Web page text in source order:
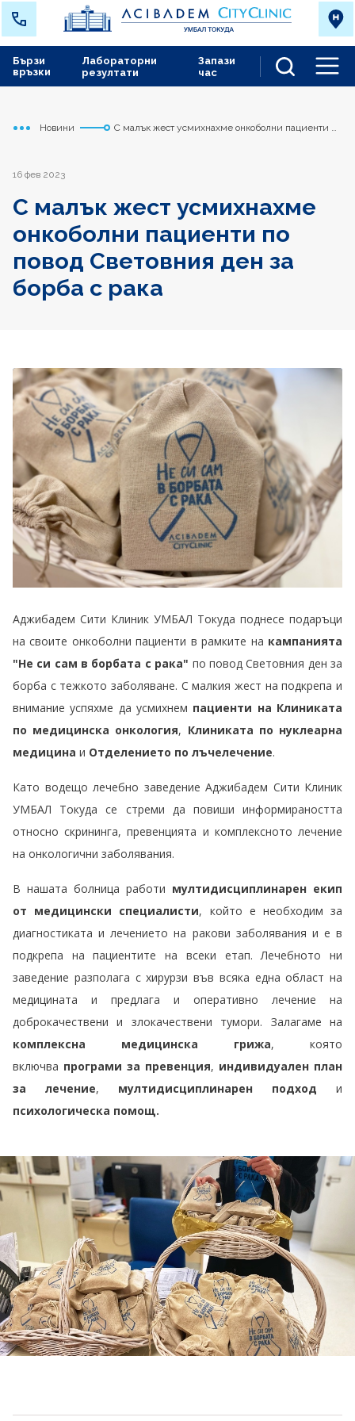
Лабораторни
резултати
Запази
час
Бързи
връзки
Начало
Токуда
Новини
С малък жест усмихнахме онкоболни пациенти по
16 фев 2023
С малък жест усмихнахме
онкоболни пациенти по
повод Световния ден за
борба с рака
Аджибадем Сити Клиник УМБАЛ Токуда поднесе подаръци
на своите онкоболни пациенти в рамките на кампанията
"Не си сам в борбата с рака" по повод Световния ден за
борба с тежкото заболяване. С малкия жест на подкрепа и
внимание успяхме да усмихнем пациенти на Клиниката
по медицинска онкология, Клиниката по нуклеарна
медицина и Отделението по лъчелечение.
Като водещо лечебно заведение Аджибадем Сити Клиник
УМБАЛ Токуда се стреми да повиши информираността
относно скрининга, превенцията и комплексното лечение
на онкологични заболявания.
В нашата болница работи мултидисциплинарен екип
от медицински специалисти, който е необходим за
диагностиката и лечението на ракови заболявания и е в
подкрепа на пациентите на всеки етап. Лечебното ни
заведение разполага с хирурзи във всяка една област на
медицината и предлага и оперативно лечение на
доброкачествени и злокачествени тумори. Залагаме на
комплексна медицинска грижа, която
включва програми за превенция, индивидуален план
за лечение, мултидисциплинарен подход и
психологическа помощ.